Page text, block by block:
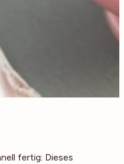
fertig: Dieses